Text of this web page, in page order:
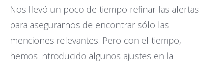
Nos llevó un poco de tiempo refinar las alertas
para asegurarnos de encontrar sólo las
menciones relevantes. Pero con el tiempo,
hemos introducido algunos ajustes en la